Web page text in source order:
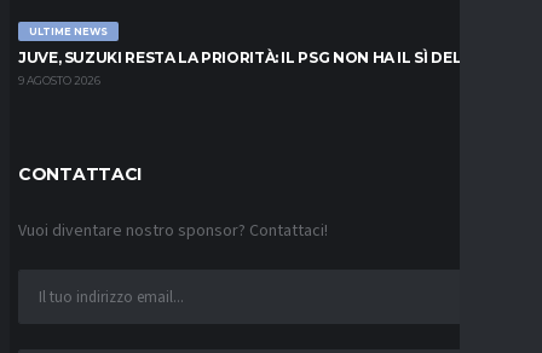
ULTIME NEWS
JUVE, SUZUKI RESTA LA PRIORITÀ: IL PSG NON HA IL SÌ DEL PARMA
9 AGOSTO 2026
CONTATTACI
Vuoi diventare nostro sponsor? Contattaci!